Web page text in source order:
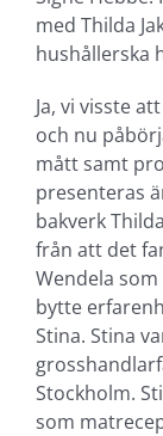
med Thilda
hushållerska
Ja, vi visste
och nu
mått samt
presenteras
bakverk
från att det
Wendela
bytte
Stina. Stina
Stockholm.
som